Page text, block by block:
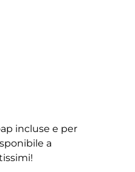
incluse e per
a